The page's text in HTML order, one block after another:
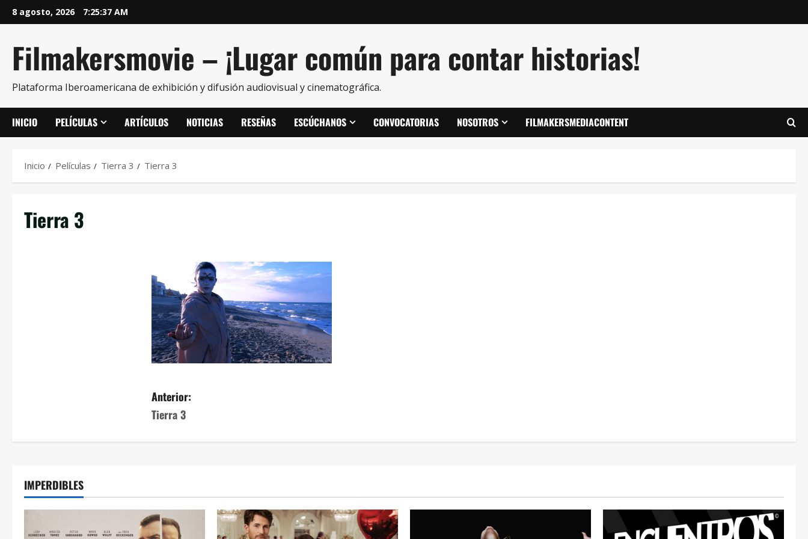
8 agosto, 2026 7:25:37 AM
Filmakersmovie – ¡Lugar común para contar historias!
Plataforma Iberoamericana de exhibición y difusión audiovisual y cinematográfica.
INICIO PELÍCULAS ARTÍCULOS NOTICIAS RESEÑAS ESCÚCHANOS CONVOCATORIAS NOSOTROS FILMAKERSMEDIACONTENT
Inicio Películas Tierra 3 Tierra 3
Tierra 3
Anterior:
Tierra 3
IMPERDIBLES